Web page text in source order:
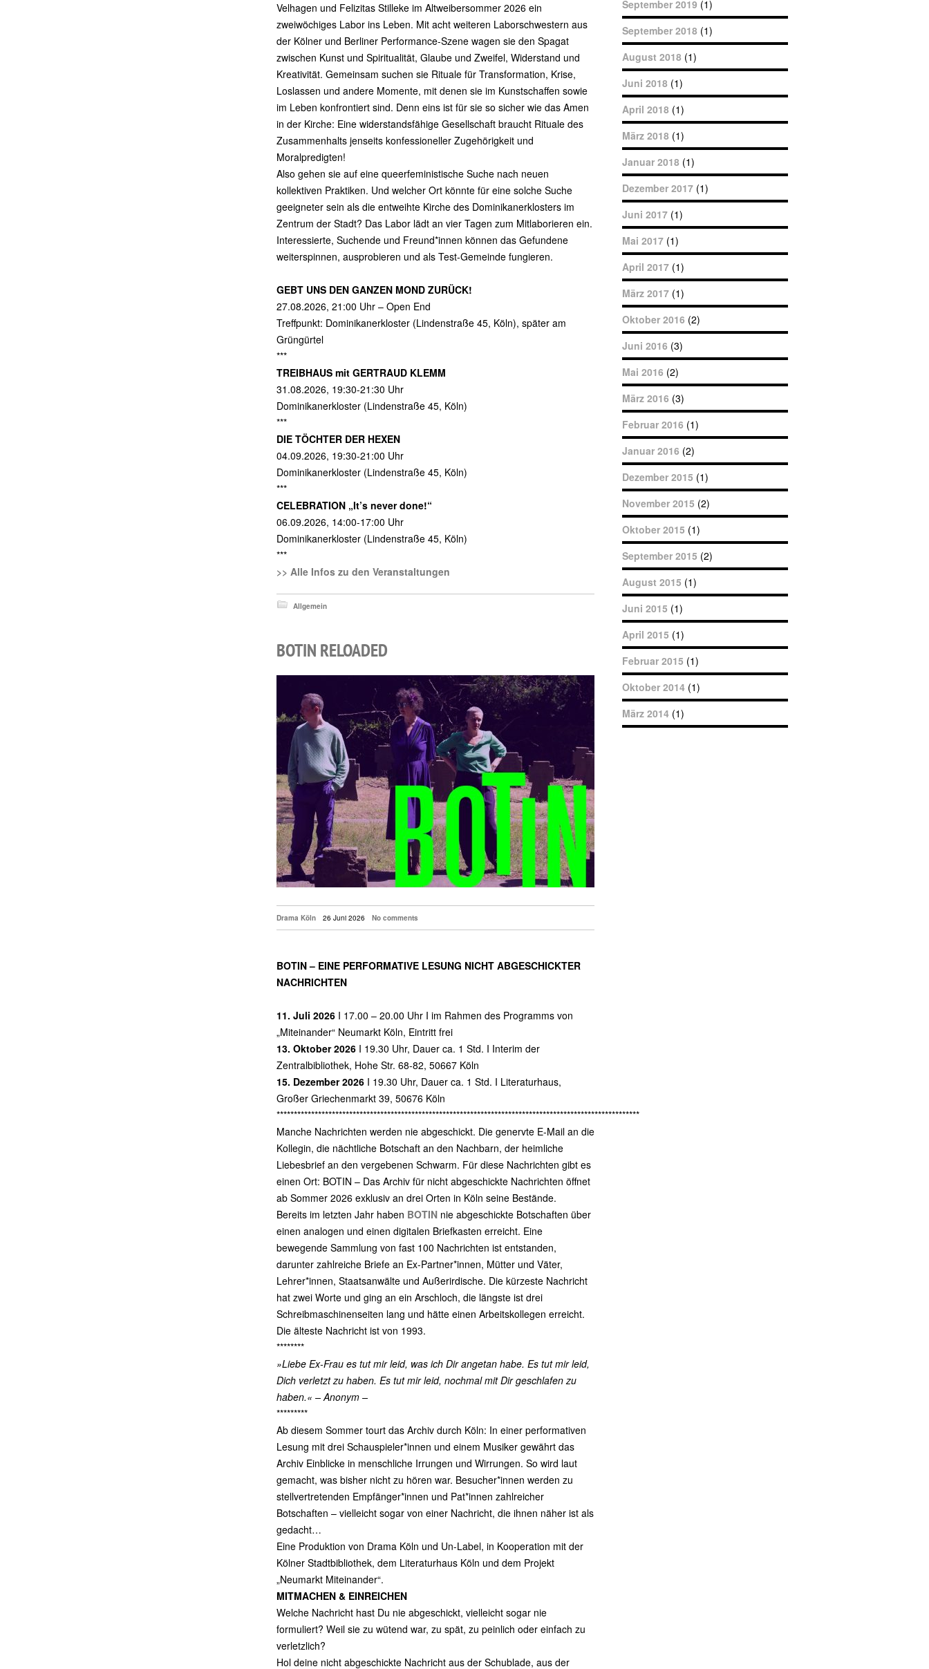
Velhagen und Felizitas Stilleke im Altweibersommer 2026 ein
zweiwöchiges Labor ins Leben. Mit acht weiteren Laborschwestern aus
der Kölner und Berliner Performance-Szene wagen sie den Spagat
zwischen Kunst und Spiritualität, Glaube und Zweifel, Widerstand und
Kreativität. Gemeinsam suchen sie Rituale für Transformation, Krise,
Loslassen und andere Momente, mit denen sie im Kunstschaffen sowie
im Leben konfrontiert sind. Denn eins ist für sie so sicher wie das Amen
in der Kirche: Eine widerstandsfähige Gesellschaft braucht Rituale des
Zusammenhalts jenseits konfessioneller Zugehörigkeit und
Moralpredigten!
Also gehen sie auf eine queerfeministische Suche nach neuen
kollektiven Praktiken. Und welcher Ort könnte für eine solche Suche
geeigneter sein als die entweihte Kirche des Dominikanerklosters im
Zentrum der Stadt? Das Labor lädt an vier Tagen zum Mitlaborieren ein.
Interessierte, Suchende und Freund*innen können das Gefundene
weiterspinnen, ausprobieren und als Test-Gemeinde fungieren.
GEBT UNS DEN GANZEN MOND ZURÜCK!
27.08.2026, 21:00 Uhr – Open End
Treffpunkt: Dominikanerkloster (Lindenstraße 45, Köln), später am
Grüngürtel
***
TREIBHAUS mit GERTRAUD KLEMM
31.08.2026, 19:30-21:30 Uhr
Dominikanerkloster (Lindenstraße 45, Köln)
***
DIE TÖCHTER DER HEXEN
04.09.2026, 19:30-21:00 Uhr
Dominikanerkloster (Lindenstraße 45, Köln)
***
CELEBRATION „It’s never done!“
06.09.2026, 14:00-17:00 Uhr
Dominikanerkloster (Lindenstraße 45, Köln)
***
>> Alle Infos zu den Veranstaltungen
Allgemein
BOTIN RELOADED
Drama Köln 26 Juni 2026 No comments
BOTIN – EINE PERFORMATIVE LESUNG NICHT ABGESCHICKTER
NACHRICHTEN
11. Juli 2026 I 17.00 – 20.00 Uhr I im Rahmen des Programms von
„Miteinander“ Neumarkt Köln, Eintritt frei
13. Oktober 2026 I 19.30 Uhr, Dauer ca. 1 Std. I Interim der
Zentralbibliothek, Hohe Str. 68-82, 50667 Köln
15. Dezember 2026 I 19.30 Uhr, Dauer ca. 1 Std. I Literaturhaus,
Großer Griechenmarkt 39, 50676 Köln
*********************************************************************************************************
Manche Nachrichten werden nie abgeschickt. Die genervte E-Mail an die
Kollegin, die nächtliche Botschaft an den Nachbarn, der heimliche
Liebesbrief an den vergebenen Schwarm. Für diese Nachrichten gibt es
einen Ort: BOTIN – Das Archiv für nicht abgeschickte Nachrichten öffnet
ab Sommer 2026 exklusiv an drei Orten in Köln seine Bestände.
Bereits im letzten Jahr haben BOTIN nie abgeschickte Botschaften über
einen analogen und einen digitalen Briefkasten erreicht. Eine
bewegende Sammlung von fast 100 Nachrichten ist entstanden,
darunter zahlreiche Briefe an Ex-Partner*innen, Mütter und Väter,
Lehrer*innen, Staatsanwälte und Außerirdische. Die kürzeste Nachricht
hat zwei Worte und ging an ein Arschloch, die längste ist drei
Schreibmaschinenseiten lang und hätte einen Arbeitskollegen erreicht.
Die älteste Nachricht ist von 1993.
********
»Liebe Ex-Frau es tut mir leid, was ich Dir angetan habe. Es tut mir leid,
Dich verletzt zu haben. Es tut mir leid, nochmal mit Dir geschlafen zu
haben.« – Anonym –
*********
Ab diesem Sommer tourt das Archiv durch Köln: In einer performativen
Lesung mit drei Schauspieler*innen und einem Musiker gewährt das
Archiv Einblicke in menschliche Irrungen und Wirrungen. So wird laut
gemacht, was bisher nicht zu hören war. Besucher*innen werden zu
stellvertretenden Empfänger*innen und Pat*innen zahlreicher
Botschaften – vielleicht sogar von einer Nachricht, die ihnen näher ist als
gedacht…
Eine Produktion von Drama Köln und Un-Label, in Kooperation mit der
Kölner Stadtbibliothek, dem Literaturhaus Köln und dem Projekt
„Neumarkt Miteinander“.
MITMACHEN & EINREICHEN
Welche Nachricht hast Du nie abgeschickt, vielleicht sogar nie
formuliert? Weil sie zu wütend war, zu spät, zu peinlich oder einfach zu
verletzlich?
Hol deine nicht abgeschickte Nachricht aus der Schublade, aus der
September 2019 (1)
September 2018 (1)
August 2018 (1)
Juni 2018 (1)
April 2018 (1)
März 2018 (1)
Januar 2018 (1)
Dezember 2017 (1)
Juni 2017 (1)
Mai 2017 (1)
April 2017 (1)
März 2017 (1)
Oktober 2016 (2)
Juni 2016 (3)
Mai 2016 (2)
März 2016 (3)
Februar 2016 (1)
Januar 2016 (2)
Dezember 2015 (1)
November 2015 (2)
Oktober 2015 (1)
September 2015 (2)
August 2015 (1)
Juni 2015 (1)
April 2015 (1)
Februar 2015 (1)
Oktober 2014 (1)
März 2014 (1)